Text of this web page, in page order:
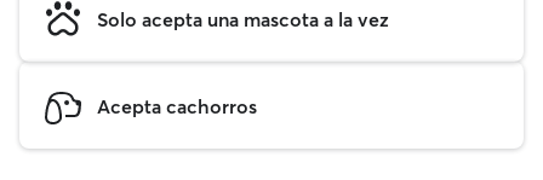
Solo acepta una mascota a la vez
Acepta cachorros